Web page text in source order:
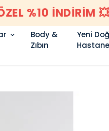
%10 İNDİRİM
Body &
Zıbın
Yeni
Hastane